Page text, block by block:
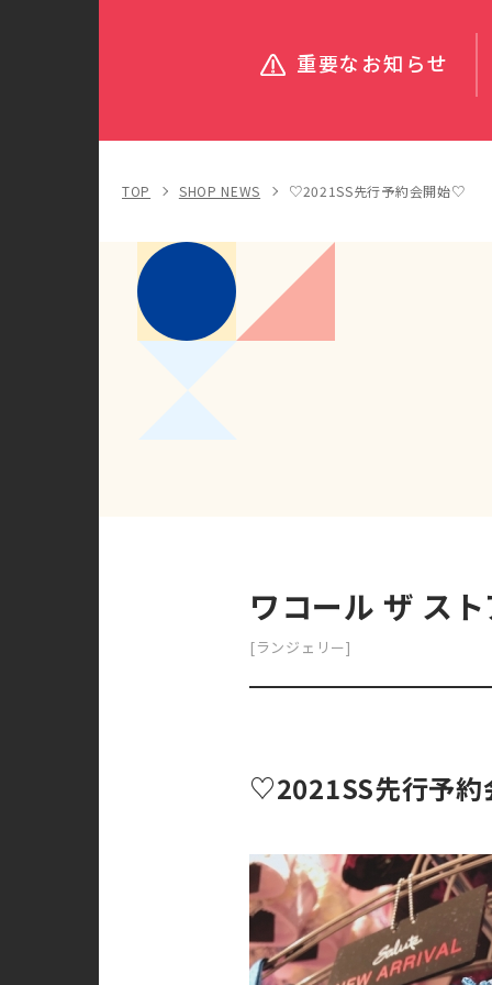
重要なお知らせ
TOP SHOP NEWS ♡2021SS先行予約会開始♡
ワコール ザ ス
[ランジェリー]
♡2021SS先行予